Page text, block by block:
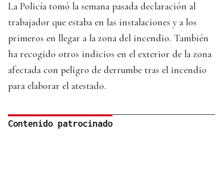
La Policía tomó la semana pasada declaración al
trabajador que estaba en las instalaciones y a los
primeros en llegar a la zona del incendio. También
ha recogido otros indicios en el exterior de la zona
afectada con peligro de derrumbe tras el incendio
para elaborar el atestado.
Contenido patrocinado